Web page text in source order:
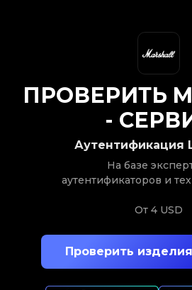
Проверить
Аутентификация
На базе
аутентификаторов и
От 4 USD
ПРОВЕРИТЬ
-